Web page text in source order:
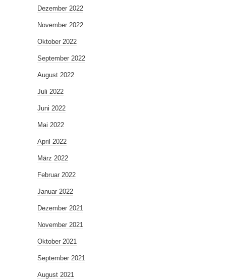
Dezember 2022
November 2022
Oktober 2022
September 2022
August 2022
Juli 2022
Juni 2022
Mai 2022
April 2022
März 2022
Februar 2022
Januar 2022
Dezember 2021
November 2021
Oktober 2021
September 2021
August 2021